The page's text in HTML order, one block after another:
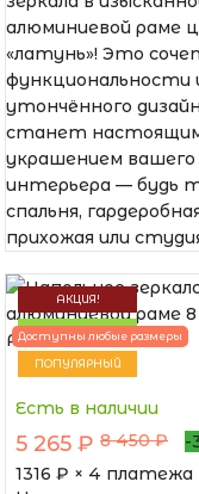
алюминиевой раме
«латунь»! Это
функциональности
утончённого
станет
украшением вашего
интерьера — будь
спальня,
прихожая или
АКЦИЯ!
НОВИНКА
ПОПУЛЯРНЫЙ
Доступны любые размеры
Есть в наличии
5 265 ₽ 8 450 ₽
-
1316 ₽ × 4 платежа